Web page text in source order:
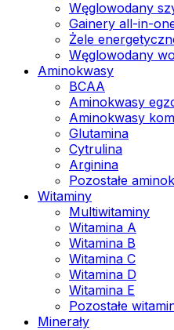
Węglowodany
Gainery all-in-
Żele
Węglowodany
Aminokwasy
BCAA
Aminokwasy
Aminokwasy
Glutamina
Cytrulina
Arginina
Pozostałe
Witaminy
Multiwitaminy
Witamina A
Witamina B
Witamina C
Witamina D
Witamina E
Pozostałe
Minerały